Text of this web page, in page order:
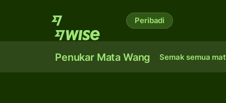
Peribadi
Penukar Mata Wang Semak semua